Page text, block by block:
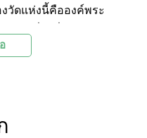
วัดแห่งนี้คือองค์พระ
าดไปทั่วบ้านโกรก
บ้าน ชาวบ้านจึงได้นำ